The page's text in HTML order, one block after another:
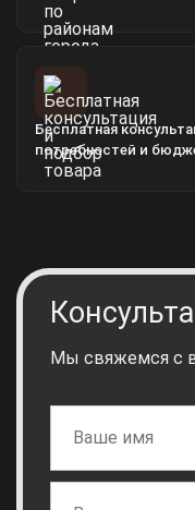
Бесплатная
потребностей и
Мы свяжемся с